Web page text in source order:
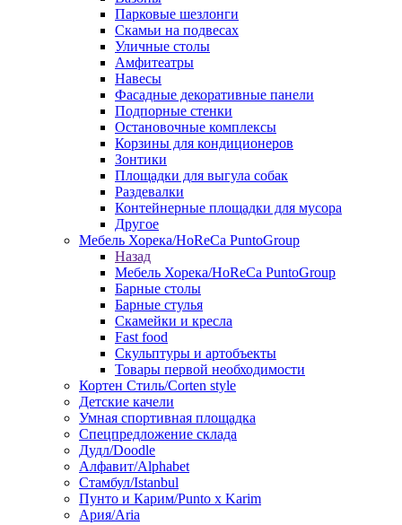
Парковые шезлонги
Скамьи на подвесах
Уличные столы
Амфитеатры
Навесы
Фасадные декоративные панели
Подпорные стенки
Остановочные комплексы
Корзины для кондиционеров
Зонтики
Площадки для выгула собак
Раздевалки
Контейнерные площадки для мусора
Другое
Мебель Хорека/HoReCa PuntoGroup
Назад
Мебель Хорека/HoReCa PuntoGroup
Барные столы
Барные стулья
Скамейки и кресла
Fast food
Скульптуры и артобъекты
Товары первой необходимости
Кортен Стиль/Corten style
Детские качели
Умная спортивная площадка
Спецпредложение склада
Дудл/Doodle
Алфавит/Alphabet
Стамбул/Istanbul
Пунто и Карим/Punto x Karim
Ария/Aria